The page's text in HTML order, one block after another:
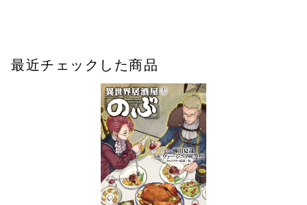
最近チェックした商品